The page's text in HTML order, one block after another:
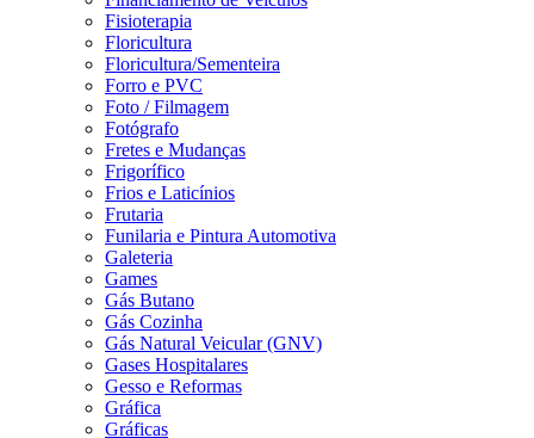
Fisioterapia
Floricultura
Floricultura/Sementeira
Forro e PVC
Foto / Filmagem
Fotógrafo
Fretes e Mudanças
Frigorífico
Frios e Laticínios
Frutaria
Funilaria e Pintura Automotiva
Galeteria
Games
Gás Butano
Gás Cozinha
Gás Natural Veicular (GNV)
Gases Hospitalares
Gesso e Reformas
Gráfica
Gráficas